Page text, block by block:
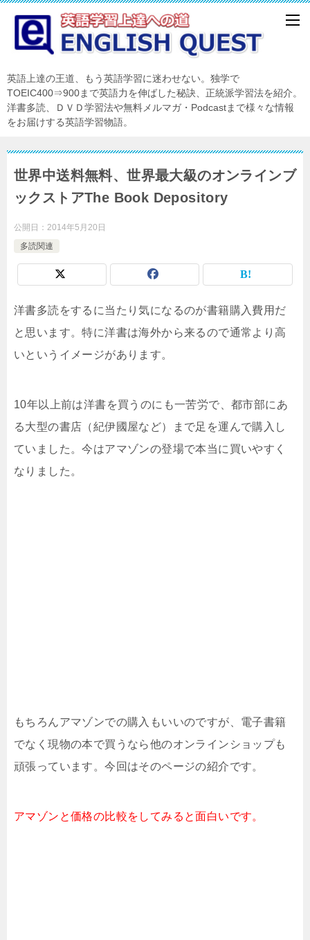
英語上達の王道、もう英語学習に迷わせない。独学で
TOEIC400⇒900まで英語力を伸ばした秘訣、正統派学習法を紹介。
洋書多読、ＤＶＤ学習法や無料メルマガ・Podcastまで様々な情報
をお届けする英語学習物語。
世界中送料無料、世界最大級のオンラインブ
ックストアThe Book Depository
公開日： 2014年5月20日
多読関連
洋書多読をするに当たり気になるのが書籍購入費用だ
と思います。特に洋書は海外から来るので通常より高
いというイメージがあります。
10年以上前は洋書を買うのにも一苦労で、都市部にあ
る大型の書店（紀伊國屋など）まで足を運んで購入し
ていました。今はアマゾンの登場で本当に買いやすく
なりました。
もちろんアマゾンでの購入もいいのですが、電子書籍
でなく現物の本で買うなら他のオンラインショップも
頑張っています。今回はそのページの紹介です。
アマゾンと価格の比較をしてみると面白いです。